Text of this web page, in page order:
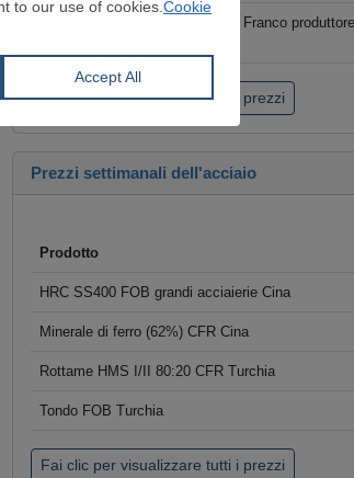
- Franco
Fai clic per visualizzare tutti i prezzi
Prezzi settimanali dell'acciaio
Prodotto
HRC SS400 FOB grandi acciaierie Cina
Minerale di ferro (62%) CFR Cina
Rottame HMS I/II 80:20 CFR Turchia
Tondo FOB Turchia
Fai clic per visualizzare tutti i prezzi